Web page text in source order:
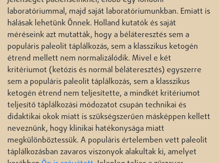
laboratóriummal, majd saját laboratóriumunkban. Emiatt is
hálásak lehetünk Önnek. Holland kutatók és saját
méréseink azt mutatták, hogy a béláteresztés sem a
populáris paleolit táplálkozás, sem a klasszikus ketogén
étrend mellett nem normalizálódik. Mivel e két
kritériumot (ketózis és normál béláteresztés) egyszerre
sem a populáris paleolit táplálkozás, sem a klasszikus
ketogén étrend nem teljesítette, a mindkét kritériumot
teljesítő táplálkozási módozatot csupán technikai és
didaktikai okok miatt is szükségszerűen másképpen kellett
neveznünk, hogy klinikai hatékonysága miatt
megkülönböztessük. A populáris értelemben vett paleolit
táplálkozásban zavaros viszonyok alakultak ki, amelyet